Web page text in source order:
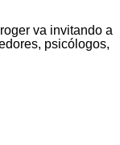
va invitando a
psicólogos,